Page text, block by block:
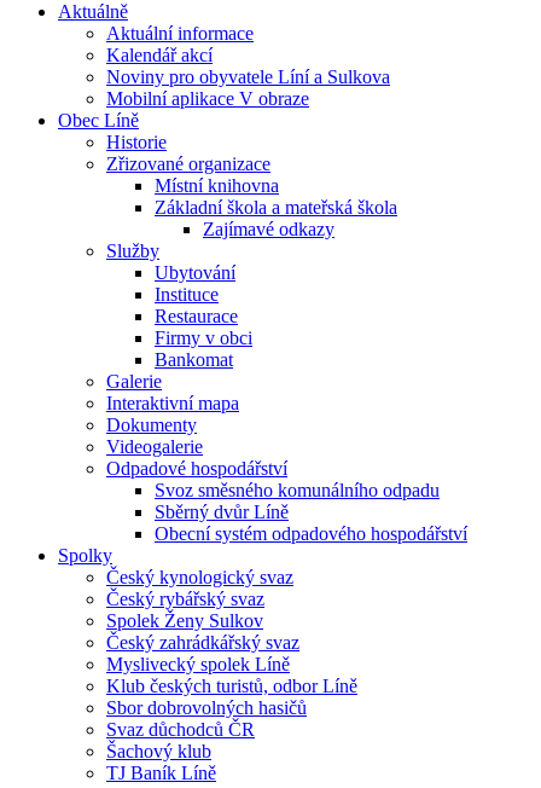
Aktuálně
Aktuální informace
Kalendář akcí
Noviny pro obyvatele Líní a Sulkova
Mobilní aplikace V obraze
Obec Líně
Historie
Zřizované organizace
Místní knihovna
Základní škola a mateřská škola
Zajímavé odkazy
Služby
Ubytování
Instituce
Restaurace
Firmy v obci
Bankomat
Galerie
Interaktivní mapa
Dokumenty
Videogalerie
Odpadové hospodářství
Svoz směsného komunálního odpadu
Sběrný dvůr Líně
Obecní systém odpadového hospodářství
Spolky
Český kynologický svaz
Český rybářský svaz
Spolek Ženy Sulkov
Český zahrádkářský svaz
Myslivecký spolek Líně
Klub českých turistů, odbor Líně
Sbor dobrovolných hasičů
Svaz důchodců ČR
Šachový klub
TJ Baník Líně